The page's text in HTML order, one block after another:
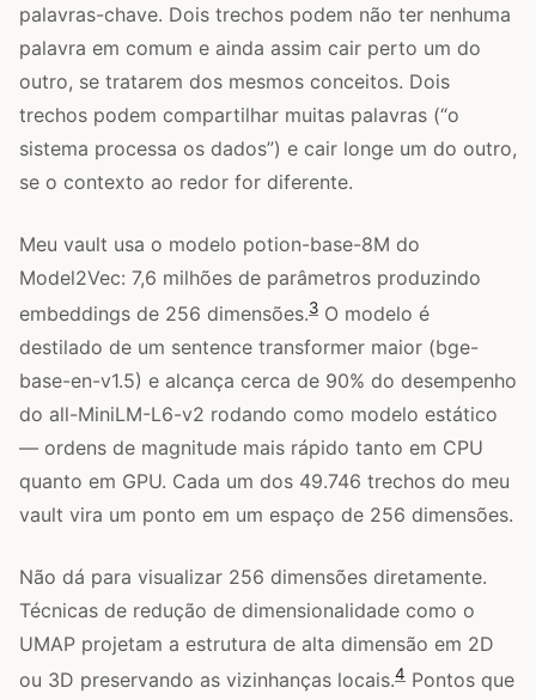
palavras-chave. Dois trechos podem não ter nenhuma
palavra em comum e ainda assim cair perto um do
outro, se tratarem dos mesmos conceitos. Dois
trechos podem compartilhar muitas palavras (“o
sistema processa os dados”) e cair longe um do outro,
se o contexto ao redor for diferente.
Meu vault usa o modelo potion-base-8M do
Model2Vec: 7,6 milhões de parâmetros produzindo
embeddings de 256 dimensões.3 O modelo é
destilado de um sentence transformer maior (bge-
base-en-v1.5) e alcança cerca de 90% do desempenho
do all-MiniLM-L6-v2 rodando como modelo estático
— ordens de magnitude mais rápido tanto em CPU
quanto em GPU. Cada um dos 49.746 trechos do meu
vault vira um ponto em um espaço de 256 dimensões.
Não dá para visualizar 256 dimensões diretamente.
Técnicas de redução de dimensionalidade como o
UMAP projetam a estrutura de alta dimensão em 2D
ou 3D preservando as vizinhanças locais.4 Pontos que